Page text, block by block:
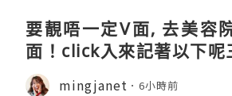
要靚唔一定V面, 去美容
面！click入來記著以下呢
mingjanet 6小時前